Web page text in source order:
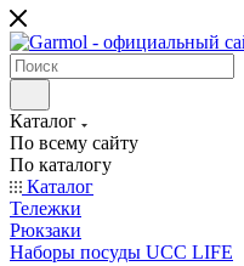
Каталог
По всему сайту
По каталогу
Каталог
Тележки
Рюкзаки
Наборы посуды UCC LIFE